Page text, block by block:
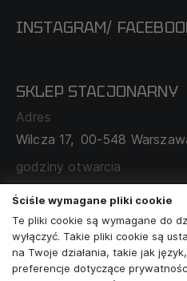
O NAS
MAPA SERWISU
ZAMÓWIENIA
WSPÓŁPRACA Z
INSTAGRAM/
SKLEP STACJONARNY
Adres
Wilcza 17, 00-548
godziny otwarcia
poniedziałek - sobota:
Skontaktuj się z nami
+48573581161
Ściśle wymagane pliki cookie
Te pliki cookie są wymagane do
wyłączyć. Takie pliki cookie są
na Twoje działania, takie jak
preferencje dotyczące